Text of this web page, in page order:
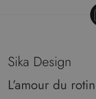
Sika Design
L’amour du